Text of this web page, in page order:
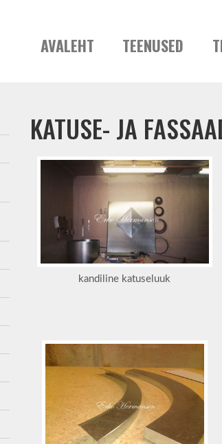
AVALEHT TEENUSED
KATUSE- JA
kandiline katuseluuk